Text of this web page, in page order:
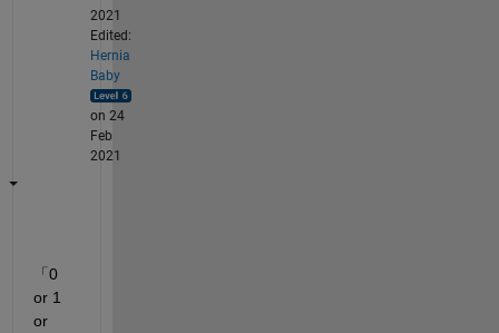
2021
Edited:
Hernia
Baby
on 24
Feb
2021
「0
or 1
or